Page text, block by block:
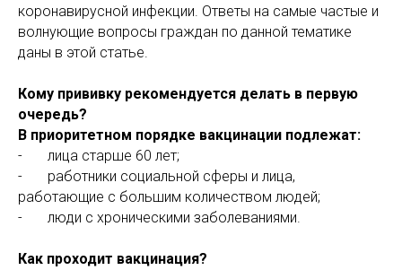
коронавирусной инфекции. Ответы на самые частые и
волнующие вопросы граждан по данной тематике
даны в этой статье.
Кому прививку рекомендуется делать в первую
очередь?
В приоритетном порядке вакцинации подлежат:
- лица старше 60 лет;
- работники социальной сферы и лица,
работающие с большим количеством людей;
- люди с хроническими заболеваниями.
Как проходит вакцинация?